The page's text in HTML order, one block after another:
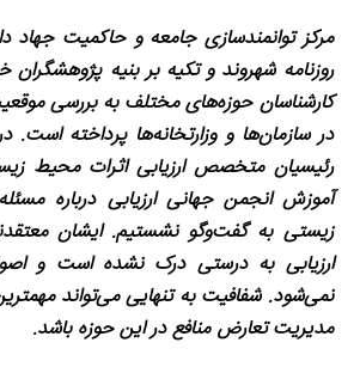
مرکز توانمندسازی جامعه و حاکمیت جهاد
روزنامه شهروند و تکیه بر بنیه پژوهشگران
کارشناسان حوزه‌های مختلف به بررسی
در سازمان‌ها و وزارتخانه‌ها پرداخته است.
رئیسیان متخصص ارزیابی اثرات محیط
آموزش انجمن جهانی ارزیابی درباره
زیستی به گفت‌وگو نشستیم. ایشان
ارزیابی به درستی درک نشده است و
نمی‌شود. شفافیت به تنهایی می‌تواند
مدیریت تعارض منافع در این حوزه باشد.